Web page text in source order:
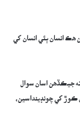
هڪ انسان ٻئي انسان کي
آهي ته جيڪڏهن اسان سوال
کي چونڊينداسين،